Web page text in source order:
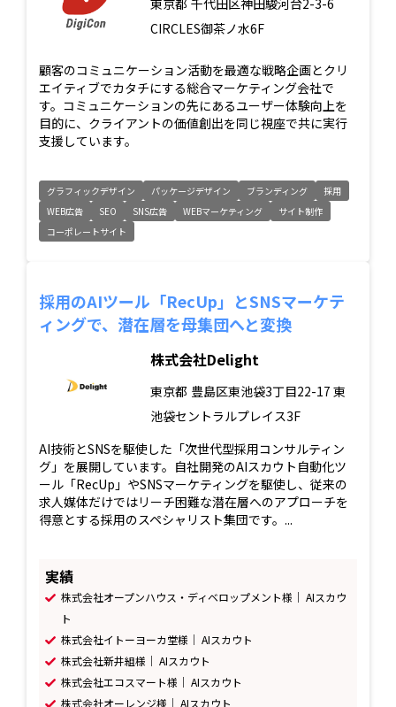
CIRCLES御茶ノ水6F
顧客のコミュニケーション活動を最適な戦略企画とクリ
エイティブでカタチにする総合マーケティング会社で
す。コミュニケーションの先にあるユーザー体験向上を
目的に、クライアントの価値創出を同じ視座で共に実行
支援しています。
グラフィックデザイン パッケージデザイン ブランディング
採用
WEB広告
SEO SNS広告 WEBマーケティング
サイト制作
コーポレートサイト
採用のAIツール「RecUp」とSNSマーケテ
ィングで、潜在層を母集団へと変換
株式会社Delight
東京都 豊島区東池袋3丁目22-17 東
池袋セントラルプレイス3F
AI技術とSNSを駆使した「次世代型採用コンサルティン
グ」を展開しています。自社開発のAIスカウト自動化ツ
ール「RecUp」やSNSマーケティングを駆使し、従来の
求人媒体だけではリーチ困難な潜在層へのアプローチを
得意とする採用のスペシャリスト集団です。...
実績
株式会社オープンハウス・ディベロップメント様｜ AIスカウ
ト
株式会社イトーヨーカ堂様｜ AIスカウト
株式会社新井組様｜ AIスカウト
株式会社エコスマート様｜ AIスカウト
株式会社オーレンジ様｜ AIスカウト